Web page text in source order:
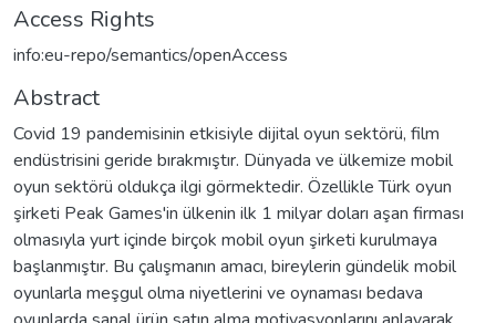
Access Rights
info:eu-repo/semantics/openAccess
Abstract
Covid 19 pandemisinin etkisiyle dijital oyun sektörü, film
endüstrisini geride bırakmıştır. Dünyada ve ülkemize mobil
oyun sektörü oldukça ilgi görmektedir. Özellikle Türk oyun
şirketi Peak Games'in ülkenin ilk 1 milyar doları aşan firması
olmasıyla yurt içinde birçok mobil oyun şirketi kurulmaya
başlanmıştır. Bu çalışmanın amacı, bireylerin gündelik mobil
oyunlarla meşgul olma niyetlerini ve oynaması bedava